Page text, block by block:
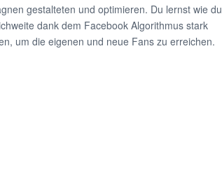
gestalteten und optimieren. Du lernst wie du
dank dem Facebook Algorithmus stark
um die eigenen und neue Fans zu erreichen.